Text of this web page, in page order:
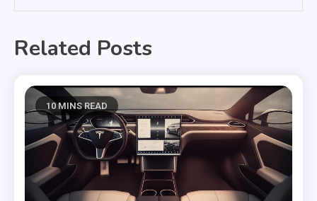
Related Posts
10 MINS READ